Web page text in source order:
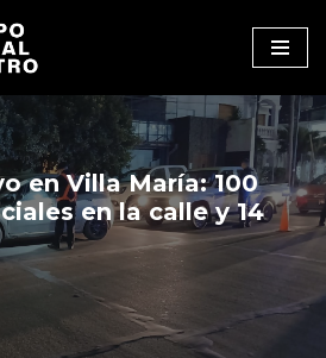
en Villa María: 100
en la calle y 14